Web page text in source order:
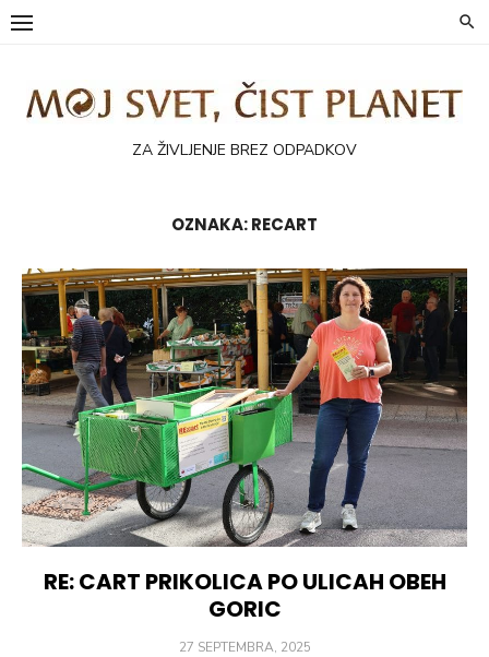
Skip
ZA ŽIVLJENJE BREZ ODPADKOV
OZNAKA:RECART
RE: CART PRIKOLICA PO ULICAH OBEH
GORIC
POSTED
27 SEPTEMBRA, 2025